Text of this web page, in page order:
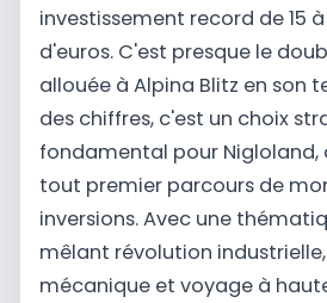
investissement record de 15
d'euros. C'est presque le
allouée à Alpina Blitz en son
des chiffres, c'est un choix
fondamental pour Nigloland,
tout premier parcours de
inversions. Avec une
mêlant révolution
mécanique et voyage à